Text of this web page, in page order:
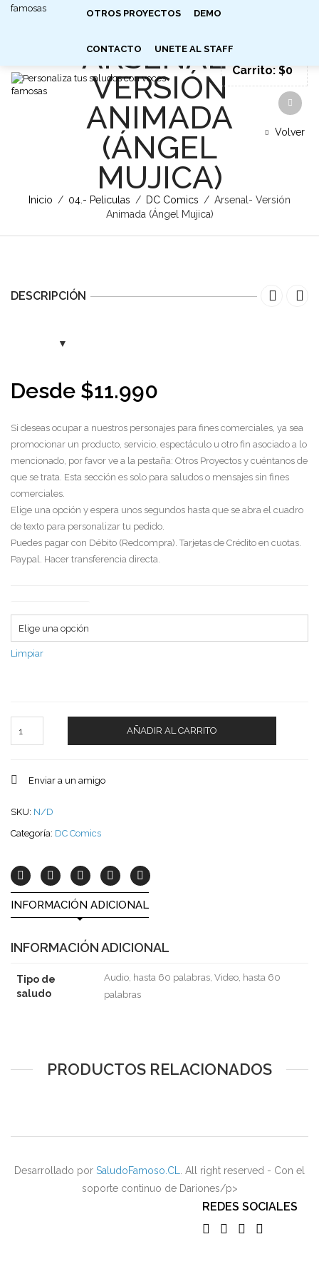
OTROS PROYECTOS DEMO
CONTACTO UNETE AL STAFF
EN FR £ € $
Carrito:$0
ARSENAL-
VERSIÓN
ANIMADA
(ÁNGEL
MUJICA)
Inicio / 04.- Peliculas / DC Comics / Arsenal- Versión
Animada (Ángel Mujica)
Volver
DESCRIPCIÓN
Desde $11.990
Si deseas ocupar a nuestros personajes para fines comerciales, ya sea
promocionar un producto, servicio, espectáculo u otro fin asociado a lo
mencionado, por favor ve a la pestaña: Otros Proyectos y cuéntanos de
que se trata. Esta sección es solo para saludos o mensajes sin fines
comerciales.
Elige una opción y espera unos segundos hasta que se abra el cuadro
de texto para personalizar tu pedido.
Puedes pagar con Débito (Redcompra). Tarjetas de Crédito en cuotas.
Paypal. Hacer transferencia directa.
Limpiar
AÑADIR AL CARRITO
Enviar a un amigo
SKU: N/D
Categoría: DC Comics
INFORMACIÓN ADICIONAL
INFORMACIÓN ADICIONAL
Tipo de
saludo
Audio, hasta 60 palabras, Video, hasta 60
palabras
PRODUCTOS RELACIONADOS
Desarrollado por SaludoFamoso.CL
. All right reserved - Con el
soporte continuo de Dariones/p>
REDES SOCIALES